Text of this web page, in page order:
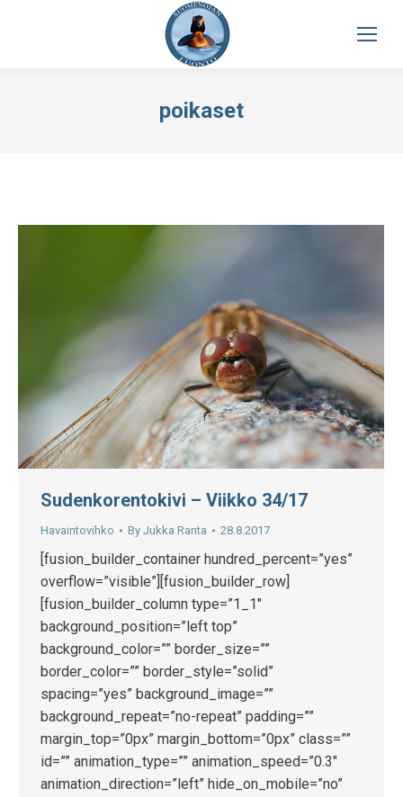
poikaset
Sudenkorentokivi – Viikko 34/17
Havaintovihko By Jukka Ranta 28.8.2017
[fusion_builder_container hundred_percent=”yes”
overflow=”visible”][fusion_builder_row]
[fusion_builder_column type=”1_1″
background_position=”left top”
background_color=”” border_size=””
border_color=”” border_style=”solid”
spacing=”yes” background_image=””
background_repeat=”no-repeat” padding=””
margin_top=”0px” margin_bottom=”0px” class=””
id=”” animation_type=”” animation_speed=”0.3″
animation_direction=”left” hide_on_mobile=”no”